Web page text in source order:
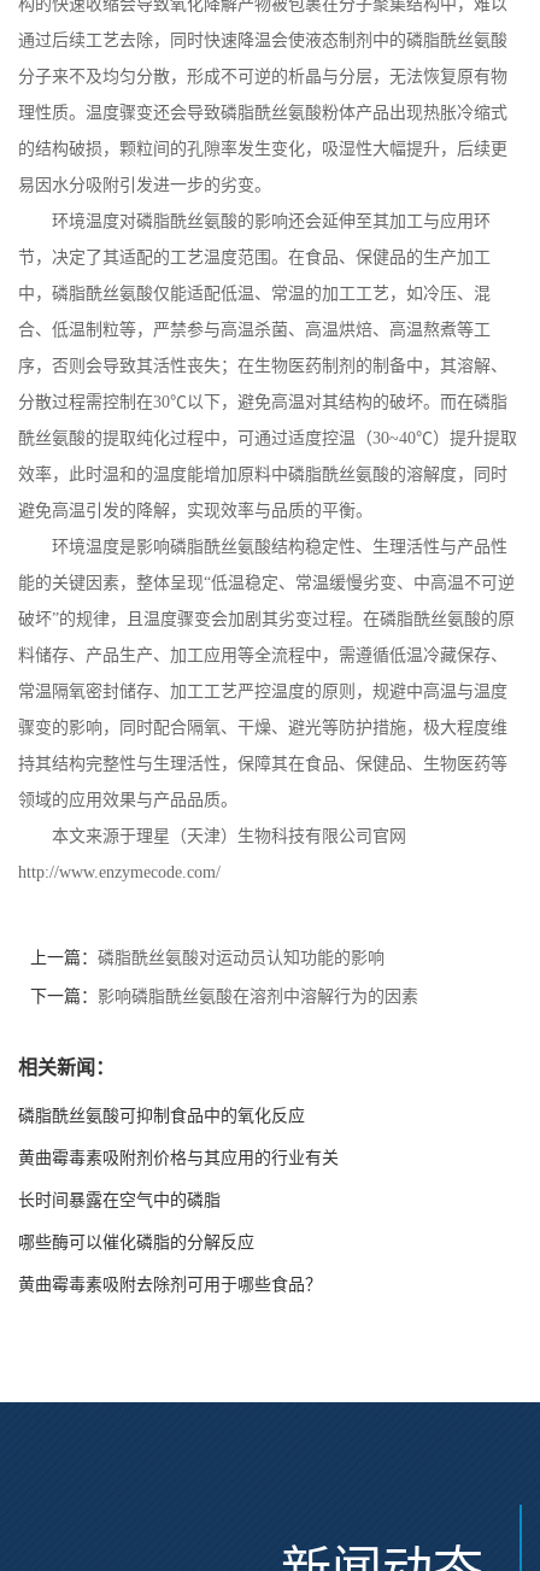
构的快速收缩会导致氧化降解产物被包裹在分子聚集结构中，难以
通过后续工艺去除，同时快速降温会使液态制剂中的磷脂酰丝氨酸
分子来不及均匀分散，形成不可逆的析晶与分层，无法恢复原有物
理性质。温度骤变还会导致磷脂酰丝氨酸粉体产品出现热胀冷缩式
的结构破损，颗粒间的孔隙率发生变化，吸湿性大幅提升，后续更
易因水分吸附引发进一步的劣变。
环境温度对磷脂酰丝氨酸的影响还会延伸至其加工与应用环
节，决定了其适配的工艺温度范围。在食品、保健品的生产加工
中，磷脂酰丝氨酸仅能适配低温、常温的加工工艺，如冷压、混
合、低温制粒等，严禁参与高温杀菌、高温烘焙、高温熬煮等工
序，否则会导致其活性丧失；在生物医药制剂的制备中，其溶解、
分散过程需控制在30℃以下，避免高温对其结构的破坏。而在磷脂
酰丝氨酸的提取纯化过程中，可通过适度控温（30~40℃）提升提取
效率，此时温和的温度能增加原料中磷脂酰丝氨酸的溶解度，同时
避免高温引发的降解，实现效率与品质的平衡。
环境温度是影响磷脂酰丝氨酸结构稳定性、生理活性与产品性
能的关键因素，整体呈现“低温稳定、常温缓慢劣变、中高温不可逆
破坏”的规律，且温度骤变会加剧其劣变过程。在磷脂酰丝氨酸的原
料储存、产品生产、加工应用等全流程中，需遵循低温冷藏保存、
常温隔氧密封储存、加工工艺严控温度的原则，规避中高温与温度
骤变的影响，同时配合隔氧、干燥、避光等防护措施，极大程度维
持其结构完整性与生理活性，保障其在食品、保健品、生物医药等
领域的应用效果与产品品质。
本文来源于理星（天津）生物科技有限公司官网
http://www.enzymecode.com/
上一篇： 磷脂酰丝氨酸对运动员认知功能的影响
下一篇： 影响磷脂酰丝氨酸在溶剂中溶解行为的因素
相关新闻：
磷脂酰丝氨酸可抑制食品中的氧化反应
黄曲霉毒素吸附剂价格与其应用的行业有关
长时间暴露在空气中的磷脂
哪些酶可以催化磷脂的分解反应
黄曲霉毒素吸附去除剂可用于哪些食品？